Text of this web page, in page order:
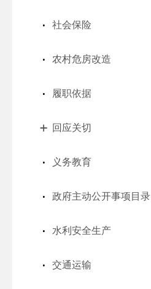
社会保险
农村危房改造
履职依据
回应关切
义务教育
政府主动公开事项目录
水利安全生产
交通运输